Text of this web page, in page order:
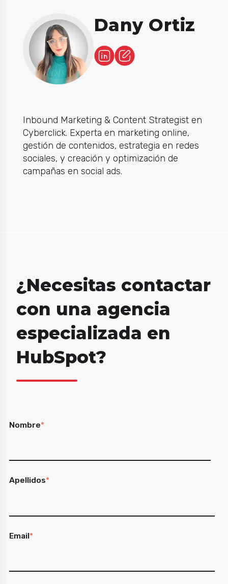
Dany Ortiz
Inbound Marketing & Content Strategist en
Cyberclick. Experta en marketing online,
gestión de contenidos, estrategia en redes
sociales, y creación y optimización ​de ​
campañas ​en ​social ​ads.
¿Necesitas contactar
con una agencia
especializada en
HubSpot?
Nombre*
Apellidos*
Email*